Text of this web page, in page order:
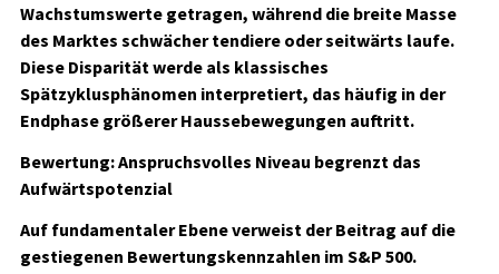
Wachstumswerte getragen, während die breite Masse
des Marktes schwächer tendiere oder seitwärts laufe.
Diese Disparität werde als klassisches
Spätzyklusphänomen interpretiert, das häufig in der
Endphase größerer Haussebewegungen auftritt.
Bewertung: Anspruchsvolles Niveau begrenzt das
Aufwärtspotenzial
Auf fundamentaler Ebene verweist der Beitrag auf die
gestiegenen Bewertungskennzahlen im S&P 500.